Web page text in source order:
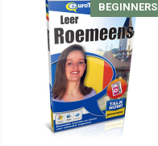
BEGINNERS
BEGINNERS